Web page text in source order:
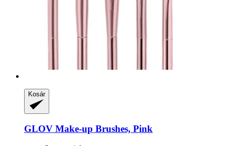
Kosár
GLOV Make-​up Brushes, Pink